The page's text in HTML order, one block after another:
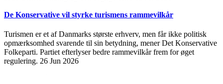
De Konservative vil styrke turismens rammevilkår
Turismen er et af Danmarks største erhverv, men får ikke politisk
opmærksomhed svarende til sin betydning, mener Det Konservative
Folkeparti. Partiet efterlyser bedre rammevilkår frem for øget
regulering. 26 Jun 2026